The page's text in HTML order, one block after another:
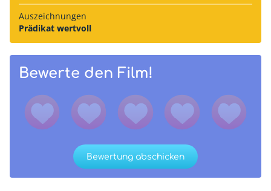
Auszeich­nungen
Prädikat wertvoll
Bewerte den Film!
Bewertung abschicken